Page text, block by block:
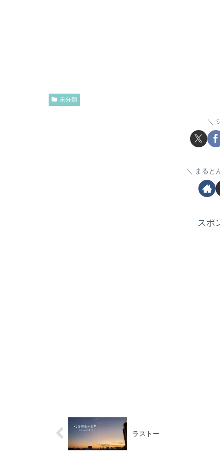
未分類
まると
スポ
ラストー